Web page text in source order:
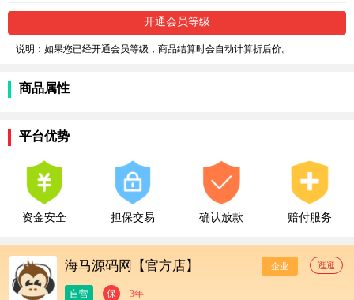
开通会员等级
说明：如果您已经开通会员等级，商品结算时会自动计算折后价。
商品属性
平台优势
资金安全 担保交易 确认放款 赔付服务
海马源码网【官方店】 企业 逛逛
自营 保 3年